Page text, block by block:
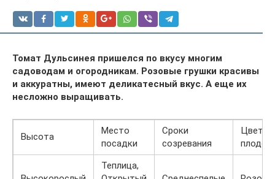
Томат Дульсинея пришелся по вкусу многим
садоводам и огородникам. Розовые грушки красивы
и аккуратны, имеют деликатесный вкус. А еще их
несложно выращивать.
Высота
Место
посадки
Сроки
созревания
Цвет
плодов
Теплица,